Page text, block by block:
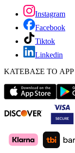
Instagram
Facebook
Tiktok
Linkedin
ΚΑΤΕΒΑΣΕ ΤΟ APP